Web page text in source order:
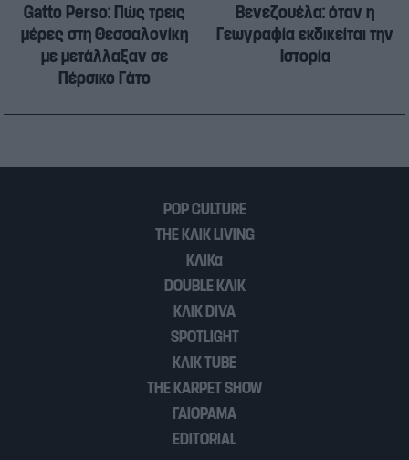
Gatto Perso: Πώς τρεις
μέρες στη Θεσσαλονίκη
με μετάλλαξαν σε
Πέρσικο Γάτο
Βενεζουέλα: όταν η
Γεωγραφία εκδικείται την
Ιστορία
POP CULTURE
THE ΚΛΙΚ LIVING
ΚΛΙΚα
DOUBLE ΚΛΙΚ
ΚΛΙΚ DIVA
SPOTLIGHT
ΚΛΙΚ TUBE
THE KARPET SHOW
ΓΑΙΟΡΑΜΑ
EDITORIAL